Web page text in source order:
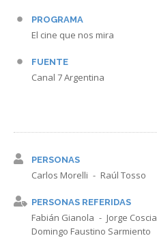
PROGRAMA
El cine que nos mira
FUENTE
Canal 7 Argentina
PERSONAS
Carlos Morelli Raúl Tosso
PERSONAS REFERIDAS
Fabián Gianola Jorge Coscia
Domingo Faustino Sarmiento